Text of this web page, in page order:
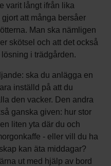
varit långt ifrån lika
att många bersåer
Man ska nämligen
skötsel och att det också
i trädgården.
ska du anlägga en
inställd på att du
den vacker. Den andra
ganska given: hur stor
liten yta där du och
- eller vill du ha
kan äta middagar?
ut med hjälp av bord